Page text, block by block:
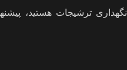
نگهداری ترشیجات هستید،